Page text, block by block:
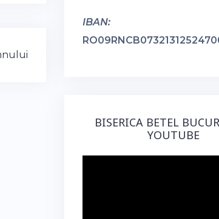
IBAN:
BISERICA BETEL
YOUTUBE